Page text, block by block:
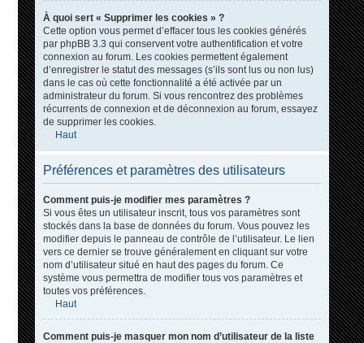
À quoi sert « Supprimer les cookies » ?
Cette option vous permet d’effacer tous les cookies générés
par phpBB 3.3 qui conservent votre authentification et votre
connexion au forum. Les cookies permettent également
d’enregistrer le statut des messages (s’ils sont lus ou non lus)
dans le cas où cette fonctionnalité a été activée par un
administrateur du forum. Si vous rencontrez des problèmes
récurrents de connexion et de déconnexion au forum, essayez
de supprimer les cookies.
Haut
Préférences et paramètres des utilisateurs
Comment puis-je modifier mes paramètres ?
Si vous êtes un utilisateur inscrit, tous vos paramètres sont
stockés dans la base de données du forum. Vous pouvez les
modifier depuis le panneau de contrôle de l’utilisateur. Le lien
vers ce dernier se trouve généralement en cliquant sur votre
nom d’utilisateur situé en haut des pages du forum. Ce
système vous permettra de modifier tous vos paramètres et
toutes vos préférences.
Haut
Comment puis-je masquer mon nom d’utilisateur de la liste